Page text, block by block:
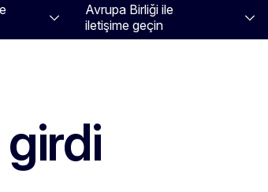
Avrupa Birliği ile
iletişime geçin
girdi